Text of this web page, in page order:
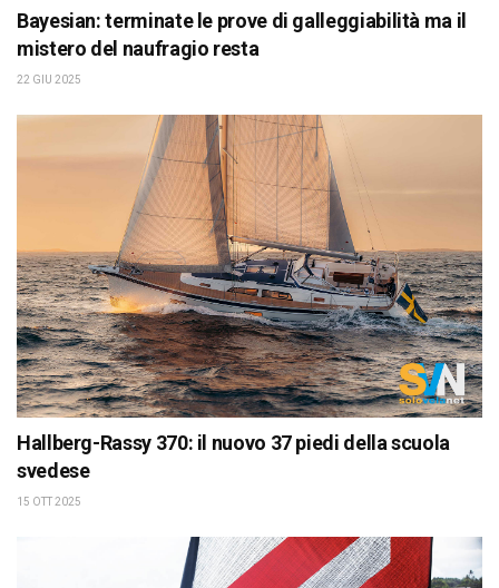
Bayesian: terminate le prove di galleggiabilità ma il
mistero del naufragio resta
22 GIU 2025
Hallberg-Rassy 370: il nuovo 37 piedi della scuola
svedese
15 OTT 2025